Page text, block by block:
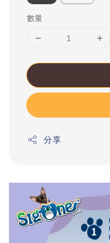
數量
分享